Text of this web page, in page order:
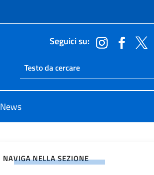
Seguici su:
Ricerca sito live
Cerca nel sito
News
NAVIGA NELLA SEZIONE